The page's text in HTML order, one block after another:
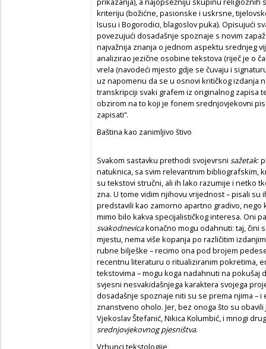
kriteriju (božićne, pasionske i uskrsne,
Isusu i Bogorodici, blagoslov puka). Opisujući
povezujući dosadašnje spoznaje s novim
najvažnija znanja o jednom aspektu srednjeg
analizirao jezične osobine tekstova (riječ je o
vrela (navodeći mjesto gdje se čuvaju i
uz napomenu da se u osnovi kritičkog izdanja
transkripciji svaki grafem iz originalnog zapisa
obzirom na to koji je fonem srednjovjekovni
zapisati“.
Baština kao zanimljivo štivo
Svakom sastavku prethodi svojevrsni sažetak:
natuknica, sa svim relevantnim bibliografskim,
su tekstovi stručni, ali ih lako razumije i netko
zna. U tome vidim njihovu vrijednost – pisali
predstavili kao zamorno apartno gradivo, nego
mimo bilo kakva specijalističkog interesa. Oni
svakodnevicakonačno mogu odahnuti: taj, čini
mjestu, nema više kopanja po različitim
rubne bilješke – recimo ona pod brojem
recentnu literaturu o ritualiziranim pokretima,
tekstovima – mogu koga nadahnuti na pokušaj
svjesni nesvakidašnjega karaktera svojega
dosadašnje spoznaje niti su se prema njima –
znanstveno oholo. Jer, bez onoga što su
Vjekoslav Štefanić, Nikica Kolumbić, i mnogi
srednjovjekovnog pjesništva.
Vrhunci tekstologije